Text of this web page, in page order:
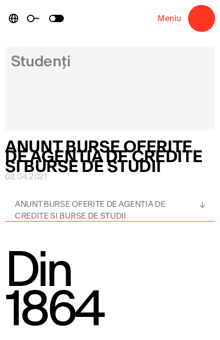
content
Meniu
Studenți
ANUNT BURSE OFERITE
DE AGENTIA DE CREDITE
SI BURSE DE STUDII
02.04.2021
ANUNT BURSE OFERITE DE AGENTIA DE
CREDITE SI BURSE DE STUDII
Din
1864